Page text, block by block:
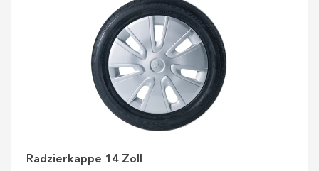
Radzierkappe 14 Zoll